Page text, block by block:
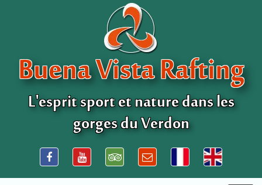
Buena Vista Rafting
L'esprit sport et nature dans les
gorges du Verdon